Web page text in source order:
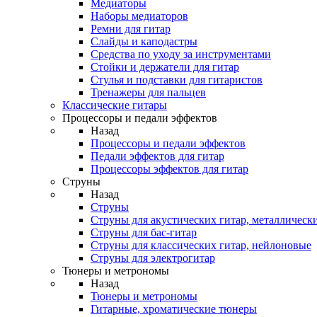
Медиаторы
Наборы медиаторов
Ремни для гитар
Слайды и каподастры
Средства по уходу за инструментами
Стойки и держатели для гитар
Стулья и подставки для гитаристов
Тренажеры для пальцев
Классические гитары
Процессоры и педали эффектов
Назад
Процессоры и педали эффектов
Педали эффектов для гитар
Процессоры эффектов для гитар
Струны
Назад
Струны
Струны для акустических гитар,
Струны для бас-гитар
Струны для классических гитар, нейлоновые
Струны для электрогитар
Тюнеры и метрономы
Назад
Тюнеры и метрономы
Гитарные, хроматические тюнеры